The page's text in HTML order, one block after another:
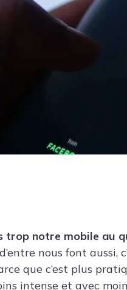
trop notre mobile au
nous font aussi,
que c’est plus
intense et avec